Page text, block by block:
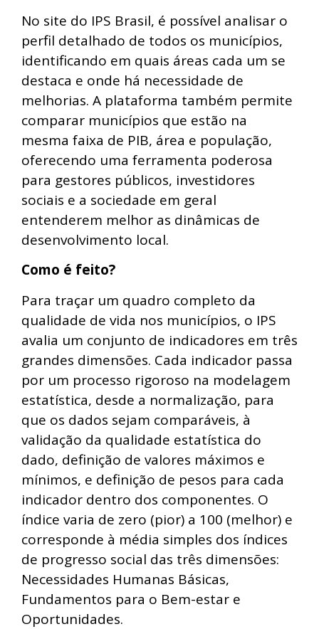
No site do IPS Brasil, é possível analisar o
perfil detalhado de todos os municípios,
identificando em quais áreas cada um se
destaca e onde há necessidade de
melhorias. A plataforma também permite
comparar municípios que estão na
mesma faixa de PIB, área e população,
oferecendo uma ferramenta poderosa
para gestores públicos, investidores
sociais e a sociedade em geral
entenderem melhor as dinâmicas de
desenvolvimento local.
Como é feito?
Para traçar um quadro completo da
qualidade de vida nos municípios, o IPS
avalia um conjunto de indicadores em três
grandes dimensões. Cada indicador passa
por um processo rigoroso na modelagem
estatística, desde a normalização, para
que os dados sejam comparáveis, à
validação da qualidade estatística do
dado, definição de valores máximos e
mínimos, e definição de pesos para cada
indicador dentro dos componentes. O
índice varia de zero (pior) a 100 (melhor) e
corresponde à média simples dos índices
de progresso social das três dimensões:
Necessidades Humanas Básicas,
Fundamentos para o Bem-estar e
Oportunidades.